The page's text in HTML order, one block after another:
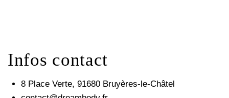
Infos contact
8 Place Verte, 91680 Bruyères-le-Châtel